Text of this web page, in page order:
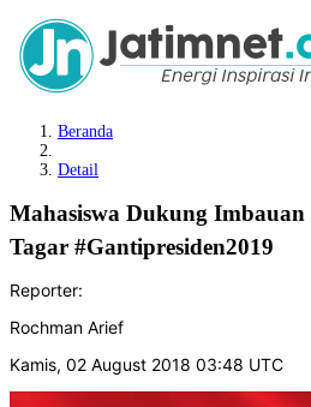
Beranda
Detail
Mahasiswa Dukung
Tagar #Gantipresiden2019
Reporter:
Rochman Arief
Kamis, 02 August 2018 03:48 UTC